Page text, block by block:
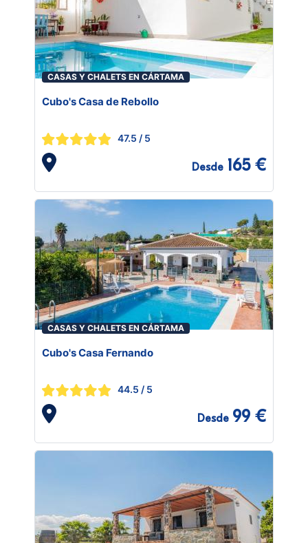
CASAS Y CHALETS EN CÁRTAMA
Cubo's Casa de Rebollo
47.5 / 5
Desde 165 €
CASAS Y CHALETS EN CÁRTAMA
Cubo's Casa Fernando
44.5 / 5
Desde 99 €